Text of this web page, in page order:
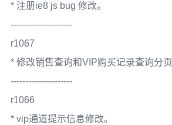
* 注册ie8 js bug 修改。
---------------------
r1067
* 修改销售查询和VIP购买记录查询分页
---------------------
r1066
* vip通道提示信息修改。